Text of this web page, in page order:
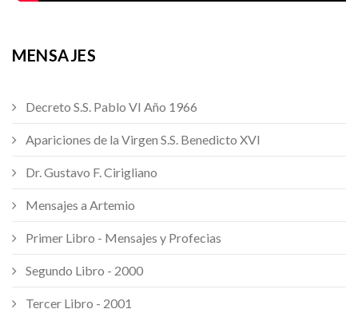
MENSAJES
Decreto S.S. Pablo VI Año 1966
Apariciones de la Virgen S.S. Benedicto XVI
Dr. Gustavo F. Cirigliano
Mensajes a Artemio
Primer Libro - Mensajes y Profecias
Segundo Libro - 2000
Tercer Libro - 2001